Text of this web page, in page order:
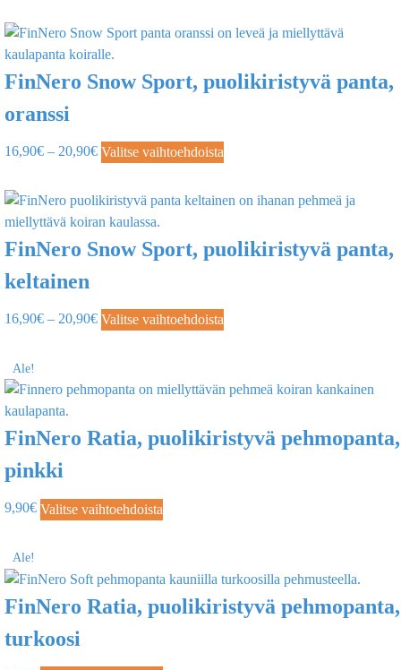
FinNero Snow Sport, puolikiristyvä panta,
oranssi
16,90€ – 20,90€ Valitse vaihtoehdoista
FinNero Snow Sport, puolikiristyvä panta,
keltainen
16,90€ – 20,90€ Valitse vaihtoehdoista
Ale!
FinNero Ratia, puolikiristyvä pehmopanta,
pinkki
9,90€ Valitse vaihtoehdoista
Ale!
FinNero Ratia, puolikiristyvä pehmopanta,
turkoosi